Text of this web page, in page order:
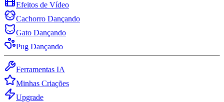
Efeitos de Vídeo
Cachorro Dançando
Gato Dançando
Pug Dançando
Ferramentas IA
Minhas Criações
Upgrade